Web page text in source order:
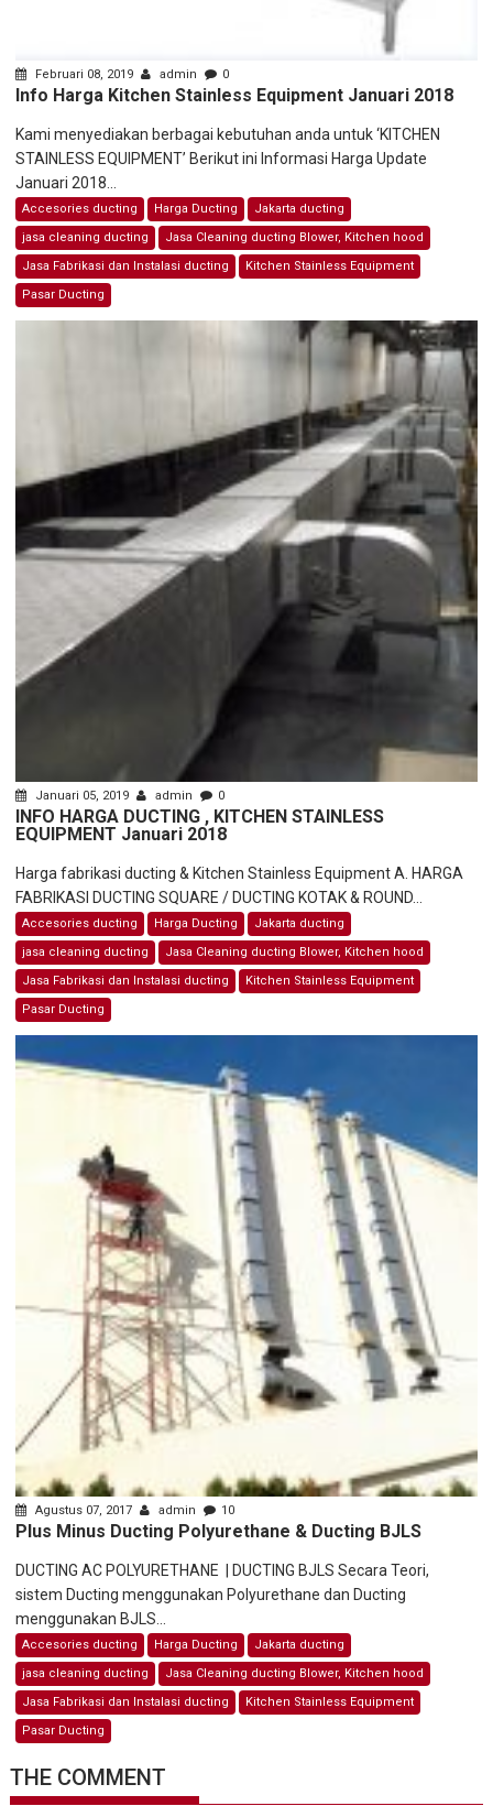
Februari 08, 2019 admin 0
Info Harga Kitchen Stainless Equipment Januari 2018
Kami menyediakan berbagai kebutuhan anda untuk ‘KITCHEN
STAINLESS EQUIPMENT’ Berikut ini Informasi Harga Update
Januari 2018...
Accesories ducting Harga Ducting
Jakarta ducting
jasa cleaning ducting
Jasa Cleaning ducting Blower, Kitchen hood
Jasa Fabrikasi dan Instalasi ducting
Kitchen Stainless Equipment
Pasar Ducting
Januari 05, 2019 admin 0
INFO HARGA DUCTING , KITCHEN STAINLESS
EQUIPMENT Januari 2018
Harga fabrikasi ducting & Kitchen Stainless Equipment A. HARGA
FABRIKASI DUCTING SQUARE / DUCTING KOTAK & ROUND...
Accesories ducting Harga Ducting
Jakarta ducting
jasa cleaning ducting
Jasa Cleaning ducting Blower, Kitchen hood
Jasa Fabrikasi dan Instalasi ducting
Kitchen Stainless Equipment
Pasar Ducting
Agustus 07, 2017 admin 10
Plus Minus Ducting Polyurethane & Ducting BJLS
DUCTING AC POLYURETHANE | DUCTING BJLS Secara Teori,
sistem Ducting menggunakan Polyurethane dan Ducting
menggunakan BJLS...
Accesories ducting Harga Ducting
Jakarta ducting
jasa cleaning ducting
Jasa Cleaning ducting Blower, Kitchen hood
Jasa Fabrikasi dan Instalasi ducting
Kitchen Stainless Equipment
Pasar Ducting
THE COMMENT